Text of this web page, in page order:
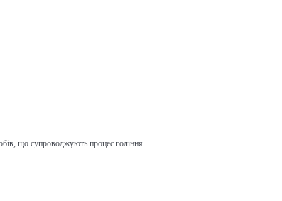
що супроводжують процес гоління.